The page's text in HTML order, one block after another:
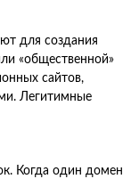
для создания
«общественной»
сайтов,
Легитимные
Когда один домен